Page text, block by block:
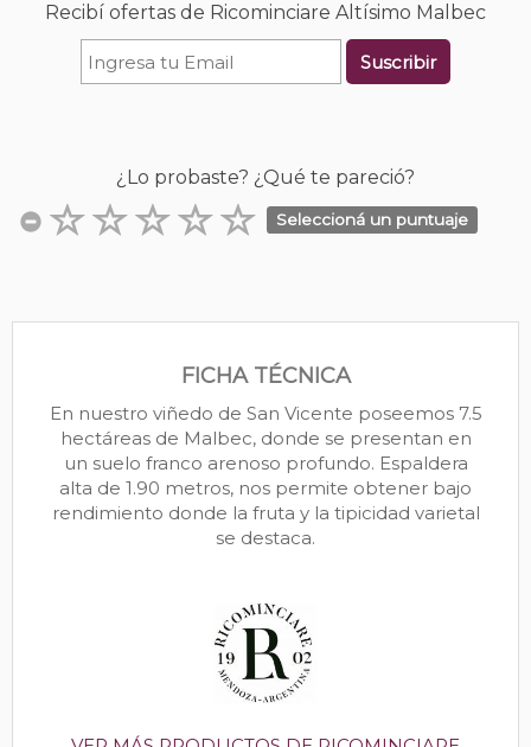
Recibí ofertas de Ricominciare Altísimo Malbec
Suscribir
¿Lo probaste? ¿Qué te pareció?
Seleccioná un puntuaje
FICHA TÉCNICA
En nuestro viñedo de San Vicente poseemos 7.5
hectáreas de Malbec, donde se presentan en
un suelo franco arenoso profundo. Espaldera
alta de 1.90 metros, nos permite obtener bajo
rendimiento donde la fruta y la tipicidad varietal
se destaca.